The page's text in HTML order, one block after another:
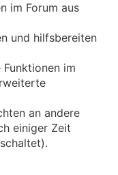
im Forum aus
und hilfsbereiten
im
an andere
einiger Zeit